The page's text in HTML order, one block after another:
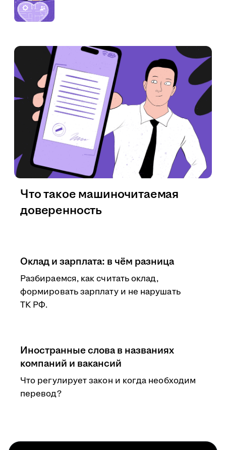
Оклад и зарплата: в чём разница
Разбираемся, как считать оклад,
формировать зарплату и не нарушать
ТК РФ.
Иностранные слова в названиях
компаний и вакансий
Что регулирует закон и когда необходим
перевод?
Что такое машиночитаемая
доверенность